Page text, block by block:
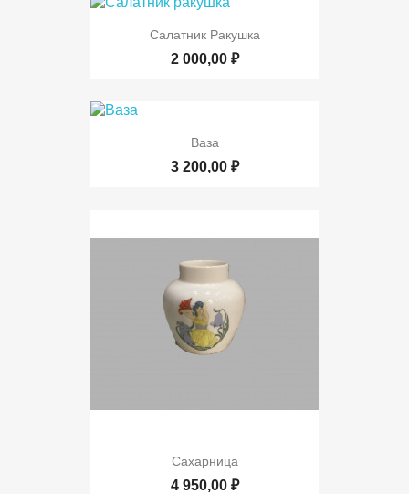
Салатник Ракушка
2 000,00 ₽
Ваза
3 200,00 ₽
Сахарница
4 950,00 ₽